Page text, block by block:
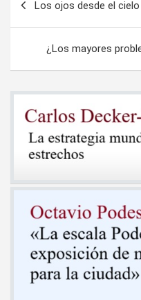
entradas
Los ojos desde el cielo
¿Los mayores